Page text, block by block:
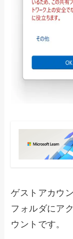
ゲストアカウ
フォルダにア
ウントです。